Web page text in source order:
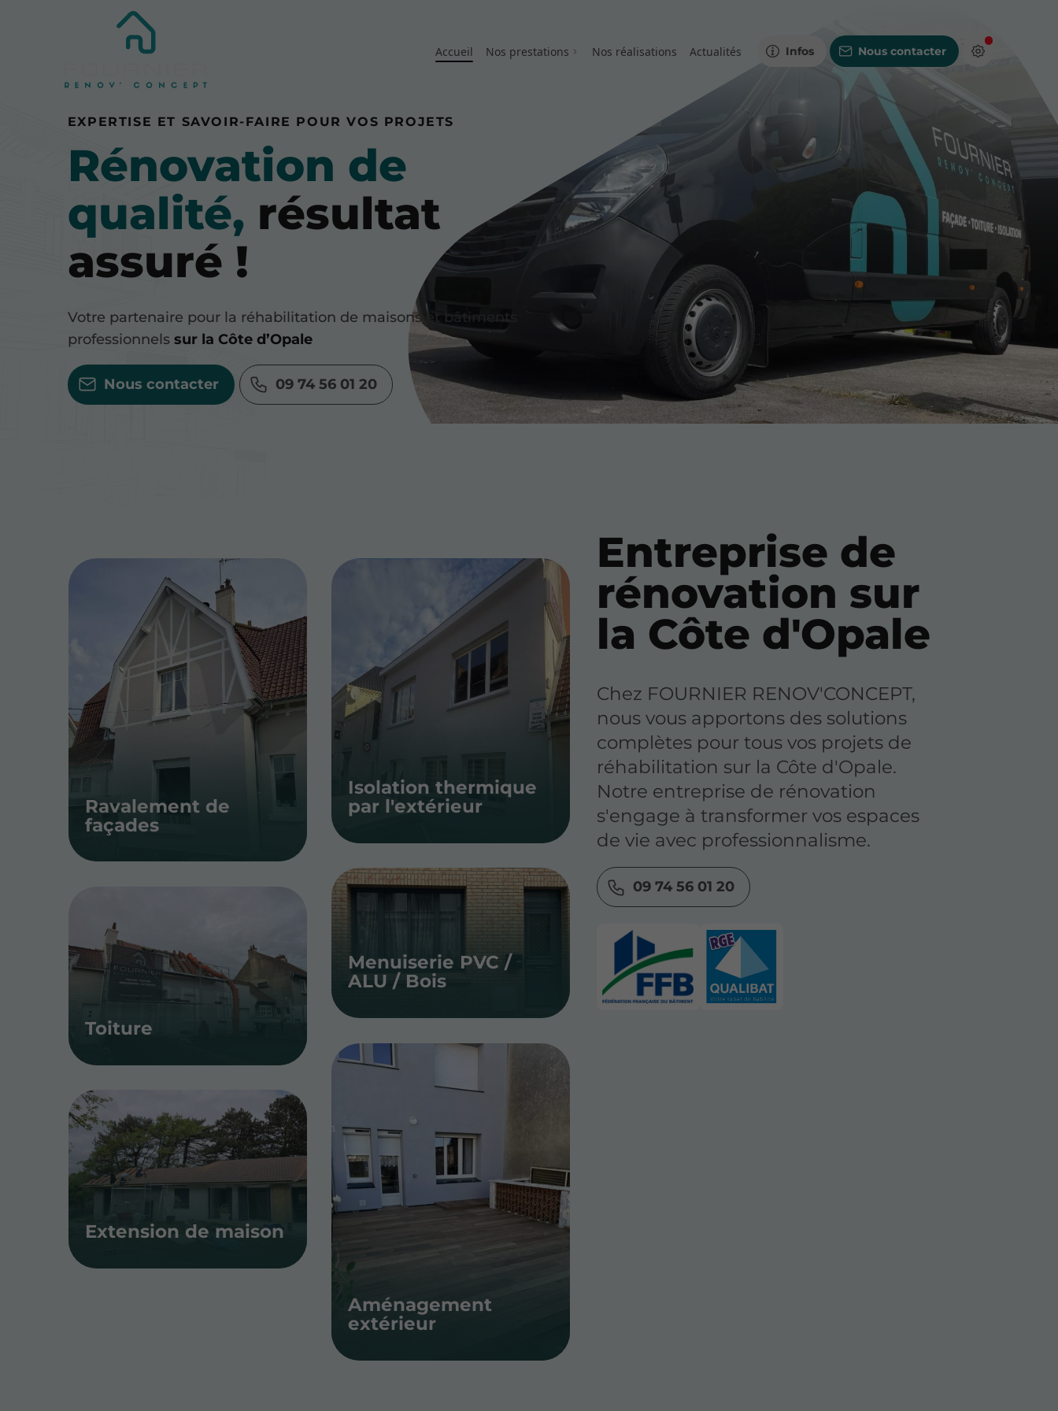
Accueil Nos prestations Nos réalisations Actualités Infos Nous contacter
EXPERTISE ET SAVOIR-FAIRE POUR VOS PROJETS
Rénovation de
qualité, résultat
assuré !
Votre partenaire pour la réhabilitation de maisons et bâtiments
professionnels sur la Côte d’Opale
Nous contacter 09 74 56 01 20
Entreprise de
rénovation sur
la Côte d'Opale
Chez FOURNIER RENOV'CONCEPT,
nous vous apportons des solutions
complètes pour tous vos projets de
réhabilitation sur la Côte d'Opale.
Notre entreprise de rénovation
s'engage à transformer vos espaces
de vie avec professionnalisme.
09 74 56 01 20
Ravalement de
façades
Toiture
Extension de maison
Isolation thermique
par l'extérieur
Menuiserie PVC /
ALU / Bois
Aménagement
extérieur